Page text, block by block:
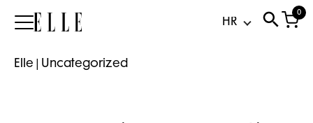
Elle
0
Elle Uncategorized